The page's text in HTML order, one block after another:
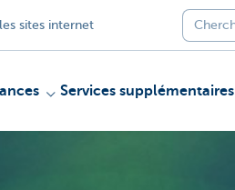
sites internet
Services supplémentaires